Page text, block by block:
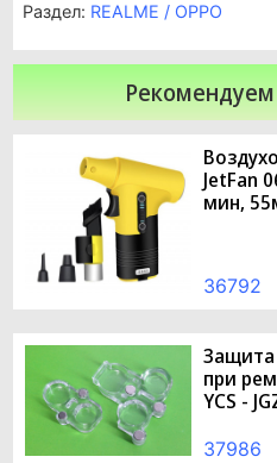
Раздел: REALME / OPPO
JetFan
мин,
36792
при
YCS -
37986